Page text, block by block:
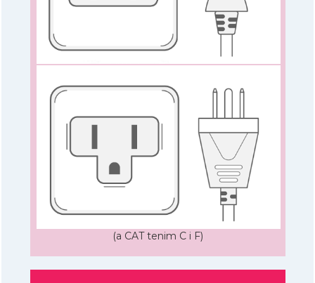
(a CAT tenim C i F)